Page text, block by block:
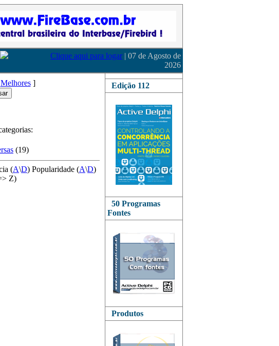
Clique aqui para logar | 07 de Agosto de
2026
Melhores]
(19)
(A\D) Popularidade (A\D)
Z)
Edição 112
50 Programas
Fontes
Produtos